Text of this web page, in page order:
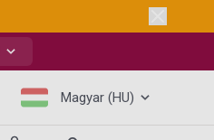
Magyar (HU)